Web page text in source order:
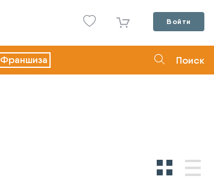
Войти
Франшиза Поиск